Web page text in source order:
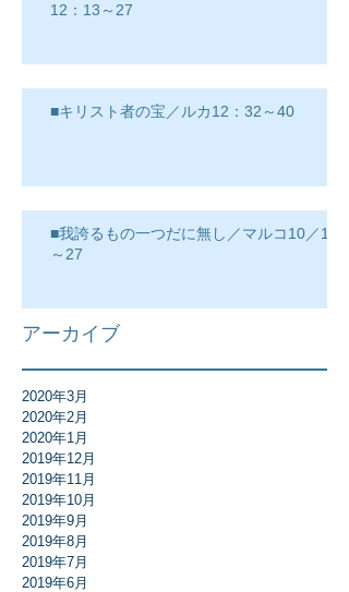
12：13～27
■キリスト者の宝／ルカ12：32～40
■我誇るもの一つだに無し／マルコ10／17
～27
アーカイブ
2020年3月
2020年2月
2020年1月
2019年12月
2019年11月
2019年10月
2019年9月
2019年8月
2019年7月
2019年6月